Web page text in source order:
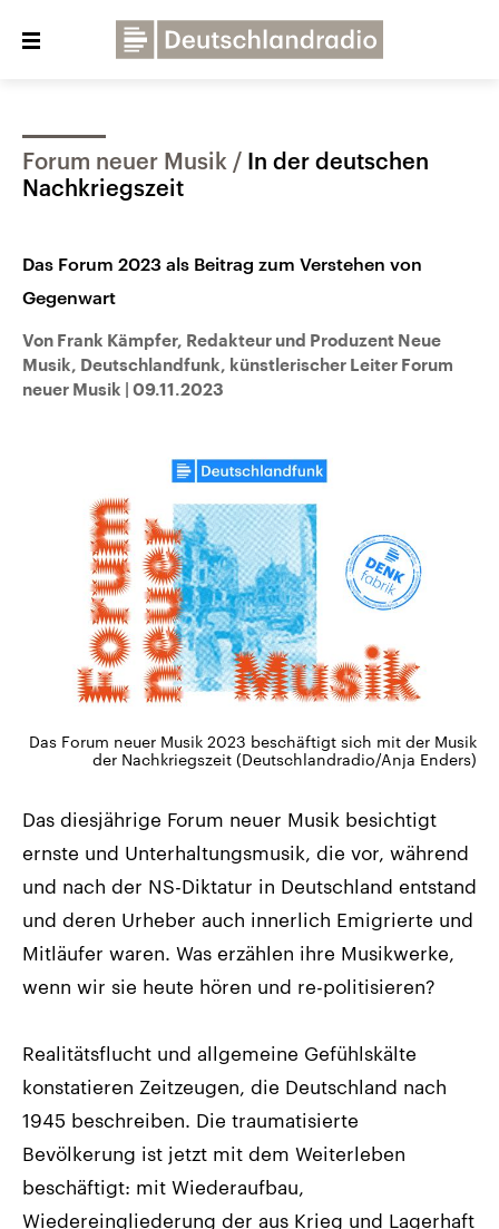
Close
Deutschlandfunk
Deutschlandfunk Kultur
Deutschlandfunk Nova
Über uns Programme Presse
Dialog und Kontakt
Forum neuer Musik
In der deutschen
Nachkriegszeit
Das Forum 2023 als Beitrag zum Verstehen von
Gegenwart
Von Frank Kämpfer, Redakteur und Produzent Neue
Musik, Deutschlandfunk, künstlerischer Leiter Forum
neuer Musik
09.11.2023
Das Forum neuer Musik 2023 beschäftigt sich mit der Musik
der Nachkriegszeit (Deutschlandradio/Anja Enders)
Das diesjährige Forum neuer Musik besichtigt
ernste und Unterhaltungsmusik, die vor, während
und nach der NS-Diktatur in Deutschland entstand
und deren Urheber auch innerlich Emigrierte und
Mitläufer waren. Was erzählen ihre Musikwerke,
wenn wir sie heute hören und re-politisieren?
Realitätsflucht und allgemeine Gefühlskälte
konstatieren Zeitzeugen, die Deutschland nach
1945 beschreiben. Die traumatisierte
Bevölkerung ist jetzt mit dem Weiterleben
beschäftigt: mit Wiederaufbau,
Wiedereingliederung der aus Krieg und Lagerhaft